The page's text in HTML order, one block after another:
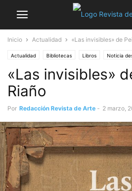
Inicio Actualidad «Las invisibles» de
Actualidad Bibliotecas Libros Noticia
«Las invisibles»
Riaño
Por Redacción Revista de Arte - 2 marzo,